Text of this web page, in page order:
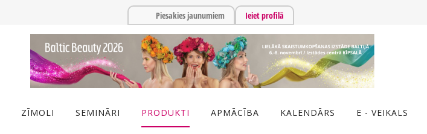
Piesakies jaunumiem Ieiet profilā
ZĪMOLI SEMINĀRI PRODUKTI APMĀCĪBA KALENDĀRS E - VEIKALS